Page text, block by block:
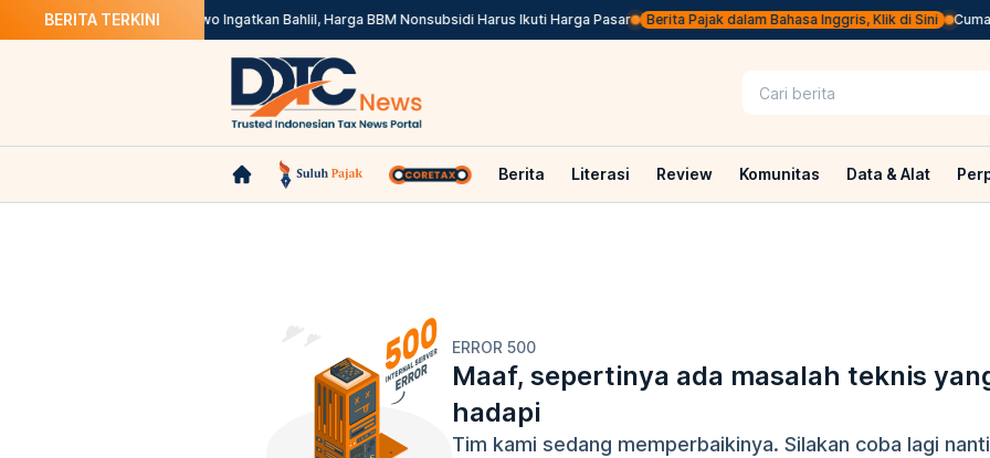
BERITA TERKINI
di Marketplace Prabowo Ingatkan Bahlil, Harga BBM Nonsubsidi Harus Ikuti Harga Pasar Berita Pajak dalam Bahasa Inggris, Klik di Sini Cuma
Berita Literasi Review Komunitas Data & Alat
ERROR 500
Maaf, sepertinya ada masalah teknis
hadapi
Tim kami sedang memperbaikinya. Silakan coba lagi